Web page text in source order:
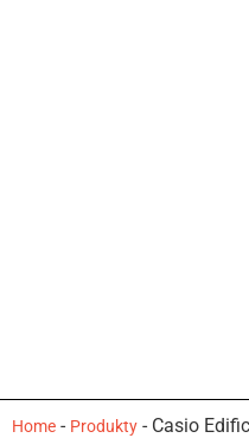
Home - Produkty - Casio